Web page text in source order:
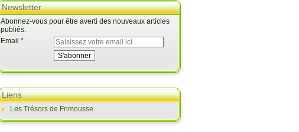
Newsletter
Abonnez-vous pour être averti des nouveaux articles
publiés.
Email
Liens
Les Trésors de Frimousse